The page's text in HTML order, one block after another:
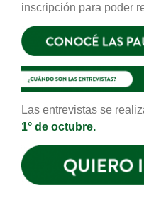
inscripción para poder
Las entrevistas se
1° de octubre.